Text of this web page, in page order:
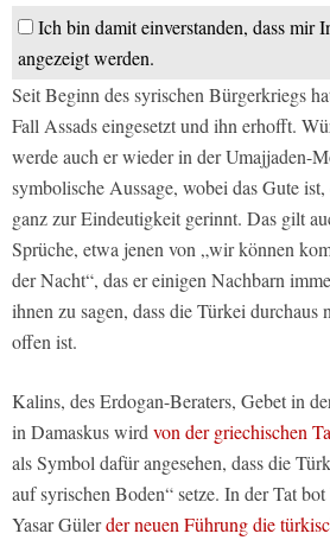
Ich bin damit einverstanden, dass mir
angezeigt werden.
Seit Beginn des syrischen Bürgerkriegs
Fall Assads eingesetzt und ihn erhofft.
werde auch er wieder in der Umajjaden-
symbolische Aussage, wobei das Gute
ganz zur Eindeutigkeit gerinnt. Das gilt
Sprüche, etwa jenen von „wir können
der Nacht“, das er einigen Nachbarn
ihnen zu sagen, dass die Türkei durchaus
offen ist.
Kalins, des Erdogan-Beraters, Gebet in
in Damaskus wird von der griechischen
als Symbol dafür angesehen, dass die
auf syrischen Boden“ setze. In der Tat
Yasar Gülerder neuen Führung die